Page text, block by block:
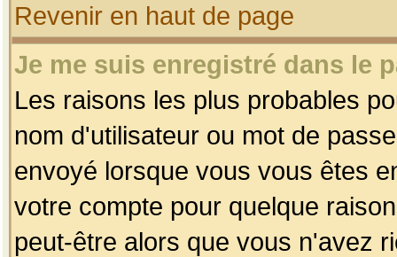
Revenir en haut de page
Je me suis enregistré dans le
Les raisons les plus probables
nom d'utilisateur ou mot de
envoyé lorsque vous vous êtes
votre compte pour quelque
peut-être alors que vous n'avez